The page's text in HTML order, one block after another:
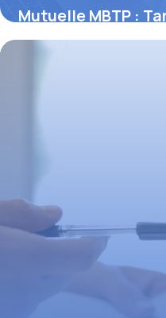
Mutuelle MBTP :
13 novembre 2025